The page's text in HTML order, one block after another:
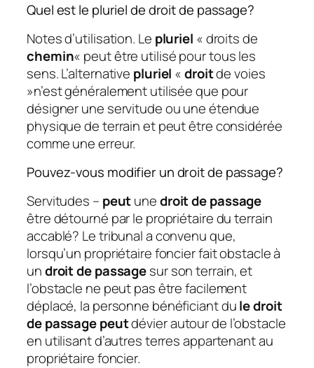
Quel est le pluriel de droit de passage?
Notes d’utilisation. Le pluriel « droits de
chemin« peut être utilisé pour tous les
sens. L’alternative pluriel «droitde voies
»n’est généralement utilisée que pour
désigner une servitude ou une étendue
physique de terrain et peut être considérée
comme une erreur.
Pouvez-vous modifier un droit de passage?
Servitudes – peutunedroit de passage
être détourné par le propriétaire du terrain
accablé? Le tribunal a convenu que,
lorsqu’un propriétaire foncier fait obstacle à
undroit de passagesur son terrain, et
l’obstacle ne peut pas être facilement
déplacé, la personne bénéficiant dule droit
de passage peutdévier autour de l’obstacle
en utilisant d’autres terres appartenant au
propriétaire foncier.